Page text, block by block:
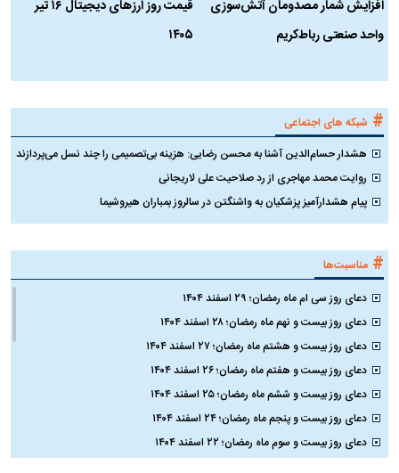
افزایش شمار مصدومان آتش‌سوزی
واحد صنعتی رباط‌کریم
قیمت روز ارز‌های دیجیتال ۱۶ تیر
۱۴۰۵
# شبکه های اجتماعی
هشدار حسام‌الدین آشنا به محسن رضایی: هزینه بی‌تصمیمی را چند نسل می‌پردازند
روایت محمد مهاجری از رد صلاحیت علی لاریجانی
پیام هشدارآمیز پزشکیان به واشنگتن در سالروز بمباران هیروشیما
# مناسبت‌ها
دعای روز سی ام ماه رمضان؛ ۲۹ اسفند ۱۴۰۴
دعای روز بیست و نهم ماه رمضان؛ ۲۸ اسفند ۱۴۰۴
دعای روز بیست و هشتم ماه رمضان؛ ۲۷ اسفند ۱۴۰۴
دعای روز بیست و هفتم ماه رمضان؛ ۲۶ اسفند ۱۴۰۴
دعای روز بیست و ششم ماه رمضان؛ ۲۵ اسفند ۱۴۰۴
دعای روز بیست و پنجم ماه رمضان؛ ۲۴ اسفند ۱۴۰۴
دعای روز بیست و سوم ماه رمضان؛ ۲۲ اسفند ۱۴۰۴